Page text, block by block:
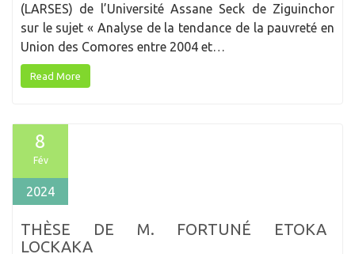
(LARSES) de l’Université Assane Seck de Ziguinchor
sur le sujet « Analyse de la tendance de la pauvreté en
Union des Comores entre 2004 et…
Read More
8
Fév
2024
THÈSE DE M. FORTUNÉ ETOKA
LOCKAKA